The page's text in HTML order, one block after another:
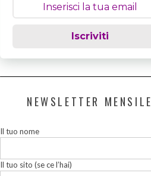
Iscriviti
NEWSLETTER MENSILE
Il tuo nome
Il tuo sito (se ce l’hai)